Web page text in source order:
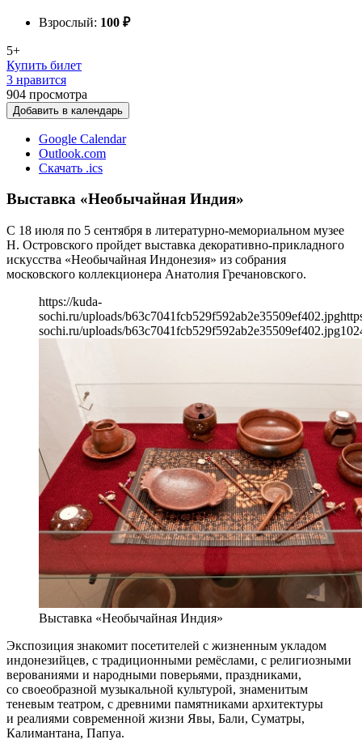
Взрослый: 100 ₽
5+
Купить билет
3 нравится
904 просмотра
Добавить в календарь
Google Calendar
Outlook.com
Скачать .ics
Выставка «Необычайная Индия»
С 18 июля по 5 сентября в литературно-мемориальном музее
Н. Островского пройдет выставка декоративно-прикладного
искусства «Необычайная Индонезия» из собрания
московского коллекционера Анатолия Гречановского.
https://kuda-
sochi.ru/uploads/b63c7041fcb529f592ab2e35509ef402.jpg
sochi.ru/uploads/b63c7041fcb529f592ab2e35509ef402.jpg
Выставка «Необычайная Индия»
Экспозиция знакомит посетителей с жизненным укладом
индонезийцев, с традиционными ремёслами, с религиозными
верованиями и народными поверьями, праздниками,
со своеобразной музыкальной культурой, знаменитым
теневым театром, с древними памятниками архитектуры
и реалиями современной жизни Явы, Бали, Суматры,
Калимантана, Папуа.